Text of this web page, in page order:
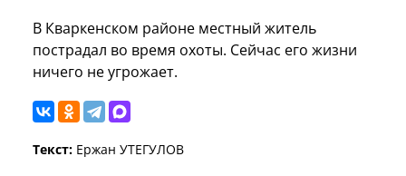
В Кваркенском районе местный житель
пострадал во время охоты. Сейчас его жизни
ничего не угрожает.
Текст: Ержан УТЕГУЛОВ